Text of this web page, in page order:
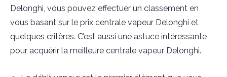
Delonghi, vous pouvez effectuer un classement en
vous basant sur le prix centrale vapeur Delonghi et
quelques critères. C’est aussi une astuce intéressante
pour acquérir la meilleure centrale vapeur Delonghi.